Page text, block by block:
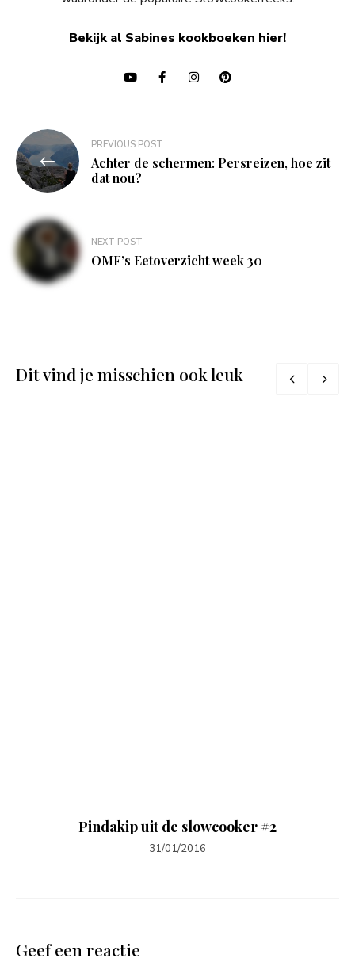
Bekijk al Sabines kookboeken hier!
Bericht
navigatie
PREVIOUS POST
Achter de schermen: Persreizen, hoe zit
dat nou?
NEXT POST
OMF’s Eetoverzicht week 30
Dit vind je misschien ook leuk
Pindakip uit de slowcooker #2
31/01/2016
Geef een reactie